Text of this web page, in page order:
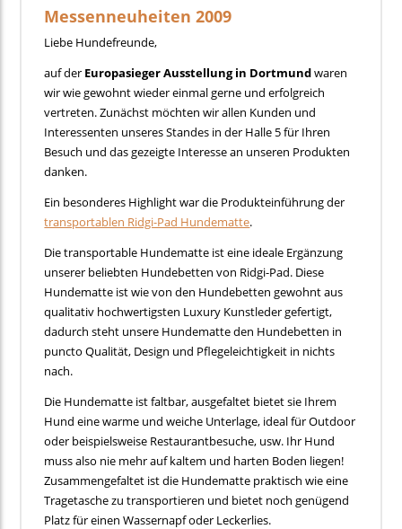
Messenneuheiten 2009
Liebe Hundefreunde,
auf der Europasieger Ausstellung in Dortmundwaren
wir wie gewohnt wieder einmal gerne und erfolgreich
vertreten. Zunächst möchten wir allen Kunden und
Interessenten unseres Standes in der Halle 5 für Ihren
Besuch und das gezeigte Interesse an unseren Produkten
danken.
Ein besonderes Highlight war die Produkteinführung der
transportablen Ridgi-Pad Hundematte.
Die transportable Hundematte ist eine ideale Ergänzung
unserer beliebten Hundebetten von Ridgi-Pad. Diese
Hundematte ist wie von den Hundebetten gewohnt aus
qualitativ hochwertigsten Luxury Kunstleder gefertigt,
dadurch steht unsere Hundematte den Hundebetten in
puncto Qualität, Design und Pflegeleichtigkeit in nichts
nach.
Die Hundematte ist faltbar, ausgefaltet bietet sie Ihrem
Hund eine warme und weiche Unterlage, ideal für Outdoor
oder beispielsweise Restaurantbesuche, usw. Ihr Hund
muss also nie mehr auf kaltem und harten Boden liegen!
Zusammengefaltet ist die Hundematte praktisch wie eine
Tragetasche zu transportieren und bietet noch genügend
Platz für einen Wassernapf oder Leckerlies.